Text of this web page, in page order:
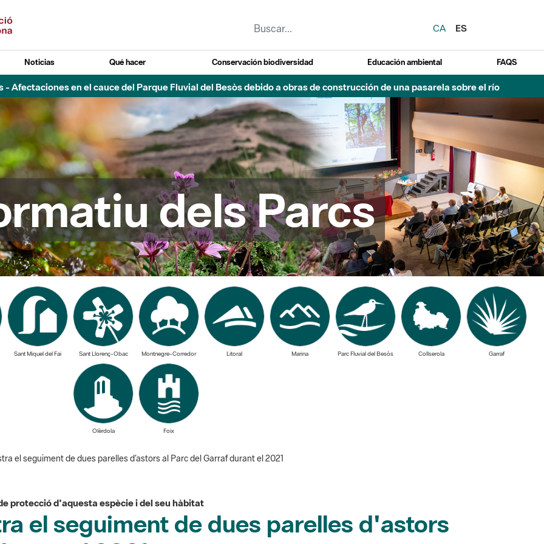
CA ES
Noticias Qué hacer Conservación biodiversidad Educación ambiental FAQS
Afectaciones en el cauce del Parque Fluvial del Besòs debido a obras de construcción de una pasarela sobre el río
dels Parcs
Sant Miquel del Fai Sant Llorenç-Obac Montnegre-Corredor Litoral Marina Parc Fluvial del Besòs Collserola Garraf
Olèrdola Foix
el seguiment de dues parelles d’astors al Parc del Garraf durant el 2021
protecció d'aquesta espècie i del seu hàbitat
el seguiment de dues parelles d'astors